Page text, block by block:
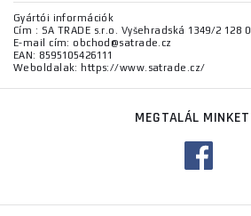
Gyártói információk
Cím : SA TRADE s.r.o. Vyšehradská 1349/2 128
E-mail cím: obchod@satrade.cz
EAN: 8595105426111
Weboldalak: https://www.satrade.cz/
MEGTALÁL